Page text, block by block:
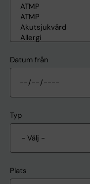
Datum från
Typ
Plats